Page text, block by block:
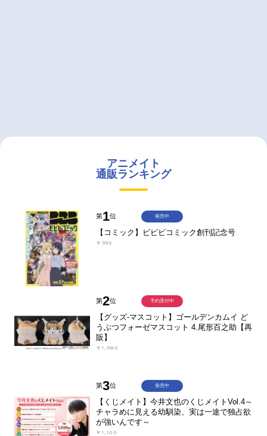
アニメイト
通販ランキング
第1位
【コミック】ビビビコミック創刊記念号
￥935
発売中
第2位
【グッズ-マスコット】ゴールデンカムイ ど
うぶつフォーゼマスコット 4.尾形百之助【再
販】
￥1,980
予約受付中
第3位
【くじメイト】今井文也のくじメイトVol.4～
チャラめに見える幼馴染、実は一途で独占欲
が強いんです～
￥1,100
発売中